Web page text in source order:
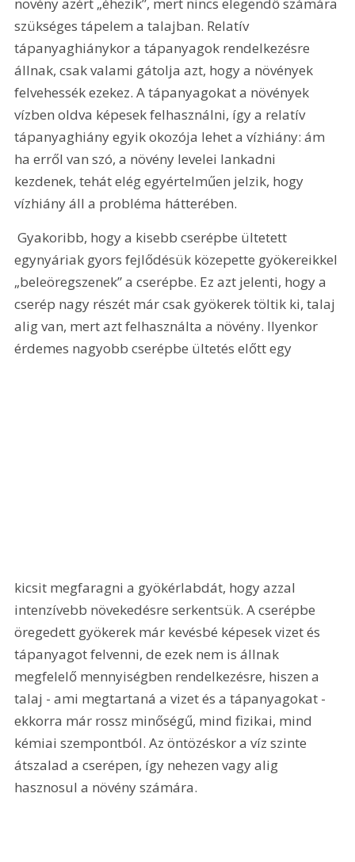
szükséges tápelem a talajban. Relatív
tápanyaghiánykor a tápanyagok rendelkezésre
állnak, csak valami gátolja azt, hogy a növények
felvehessék ezekez. A tápanyagokat a növények
vízben oldva képesek felhasználni, így a relatív
tápanyaghiány egyik okozója lehet a vízhiány: ám
ha erről van szó, a növény levelei lankadni
kezdenek, tehát elég egyértelműen jelzik, hogy
vízhiány áll a probléma hátterében.
Gyakoribb, hogy a kisebb cserépbe ültetett
egynyáriak gyors fejlődésük közepette gyökereikkel
„beleöregszenek” a cserépbe. Ez azt jelenti, hogy a
cserép nagy részét már csak gyökerek töltik ki, talaj
alig van, mert azt felhasználta a növény. Ilyenkor
érdemes nagyobb cserépbe ültetés előtt egy
kicsit megfaragni a gyökérlabdát, hogy azzal
intenzívebb növekedésre serkentsük. A cserépbe
öregedett gyökerek már kevésbé képesek vizet és
tápanyagot felvenni, de ezek nem is állnak
megfelelő mennyiségben rendelkezésre, hiszen a
talaj - ami megtartaná a vizet és a tápanyagokat -
ekkorra már rossz minőségű, mind fizikai, mind
kémiai szempontból. Az öntözéskor a víz szinte
átszalad a cserépen, így nehezen vagy alig
hasznosul a növény számára.